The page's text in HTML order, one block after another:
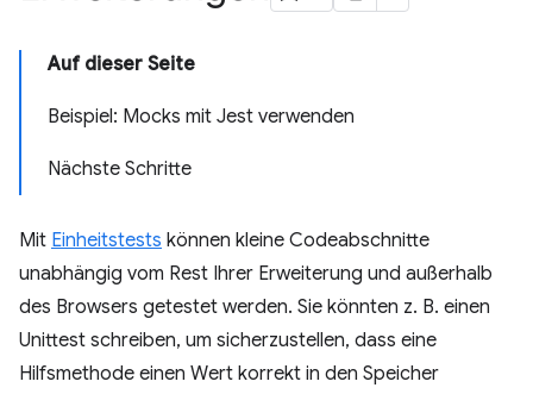
Auf dieser Seite
Beispiel: Mocks mit Jest verwenden
Nächste Schritte
Mit Einheitstests können kleine Codeabschnitte
unabhängig vom Rest Ihrer Erweiterung und außerhalb
des Browsers getestet werden. Sie könnten z. B. einen
Unittest schreiben, um sicherzustellen, dass eine
Hilfsmethode einen Wert korrekt in den Speicher